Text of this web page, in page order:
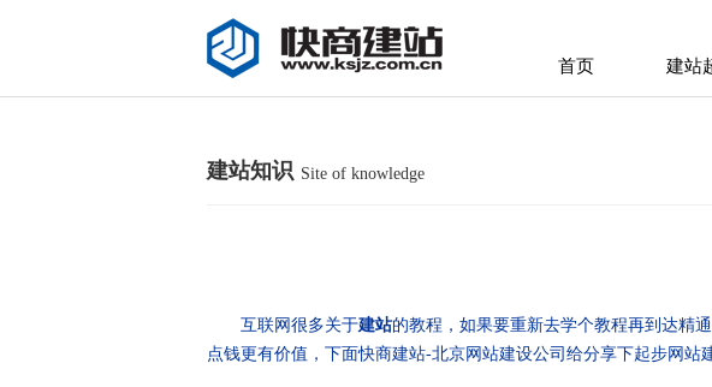
建站
建站
首页
首页
建站知识 Site of knowledge
互联网很多关于建站的教程，如果要重新去学个教程再到达精
点钱更有价值，下面快商建站-北京网站建设公司给分享下起步网站